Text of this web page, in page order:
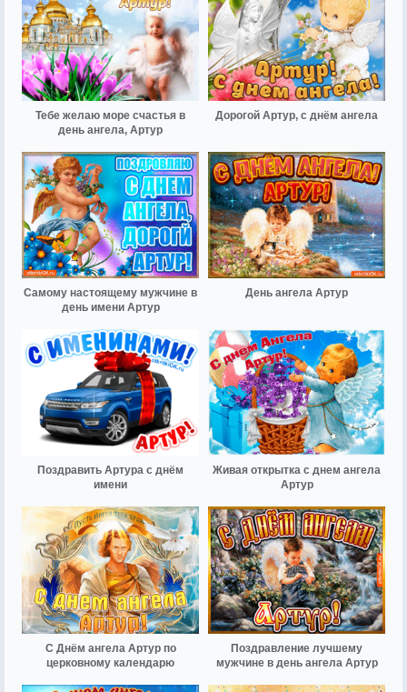
Тебе желаю море счастья в
день ангела, Артур
Дорогой Артур, с днём ангела
Самому настоящему мужчине в
день имени Артур
День ангела Артур
Поздравить Артура с днём
имени
Живая открытка с днем ангела
Артур
С Днём ангела Артур по
церковному календарю
Поздравление лучшему
мужчине в день ангела Артур